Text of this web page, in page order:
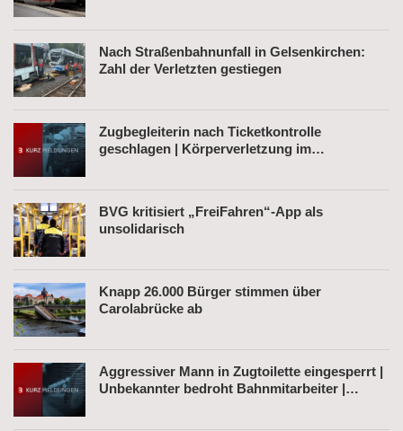
Nach Straßenbahnunfall in Gelsenkirchen:
Zahl der Verletzten gestiegen
Zugbegleiterin nach Ticketkontrolle
geschlagen | Körperverletzung im
BVG kritisiert „FreiFahren“-App als
unsolidarisch
Knapp 26.000 Bürger stimmen über
Carolabrücke ab
Aggressiver Mann in Zugtoilette eingesperrt |
Unbekannter bedroht Bahnmitarbeiter |